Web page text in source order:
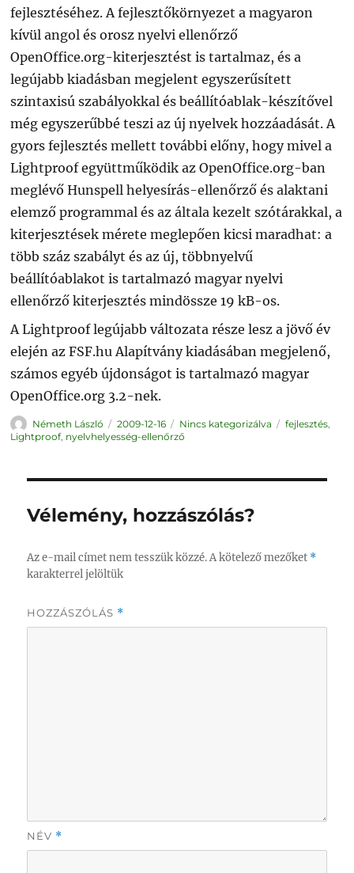
fejlesztéséhez. A fejlesztőkörnyezet a magyaron
kívül angol és orosz nyelvi ellenőrző
OpenOffice.org-kiterjesztést is tartalmaz, és a
legújabb kiadásban megjelent egyszerűsített
szintaxisú szabályokkal és beállítóablak-készítővel
még egyszerűbbé teszi az új nyelvek hozzáadását. A
gyors fejlesztés mellett további előny, hogy mivel a
Lightproof együttműködik az OpenOffice.org-ban
meglévő Hunspell helyesírás-ellenőrző és alaktani
elemző programmal és az általa kezelt szótárakkal, a
kiterjesztések mérete meglepően kicsi maradhat: a
több száz szabályt és az új, többnyelvű
beállítóablakot is tartalmazó magyar nyelvi
ellenőrző kiterjesztés mindössze 19 kB-os.
A Lightproof legújabb változata része lesz a jövő év
elején az FSF.hu Alapítvány kiadásában megjelenő,
számos egyéb újdonságot is tartalmazó magyar
OpenOffice.org 3.2-nek.
Szerző
Németh László Közzétéve
2009-12-16 Kategória
Nincs kategorizálva Címke
fejlesztés,
Lightproof, nyelvhelyesség-ellenőrző
Vélemény, hozzászólás?
Az e-mail címet nem tesszük közzé. A kötelező mezőket *
karakterrel jelöltük
HOZZÁSZÓLÁS *
NÉV *